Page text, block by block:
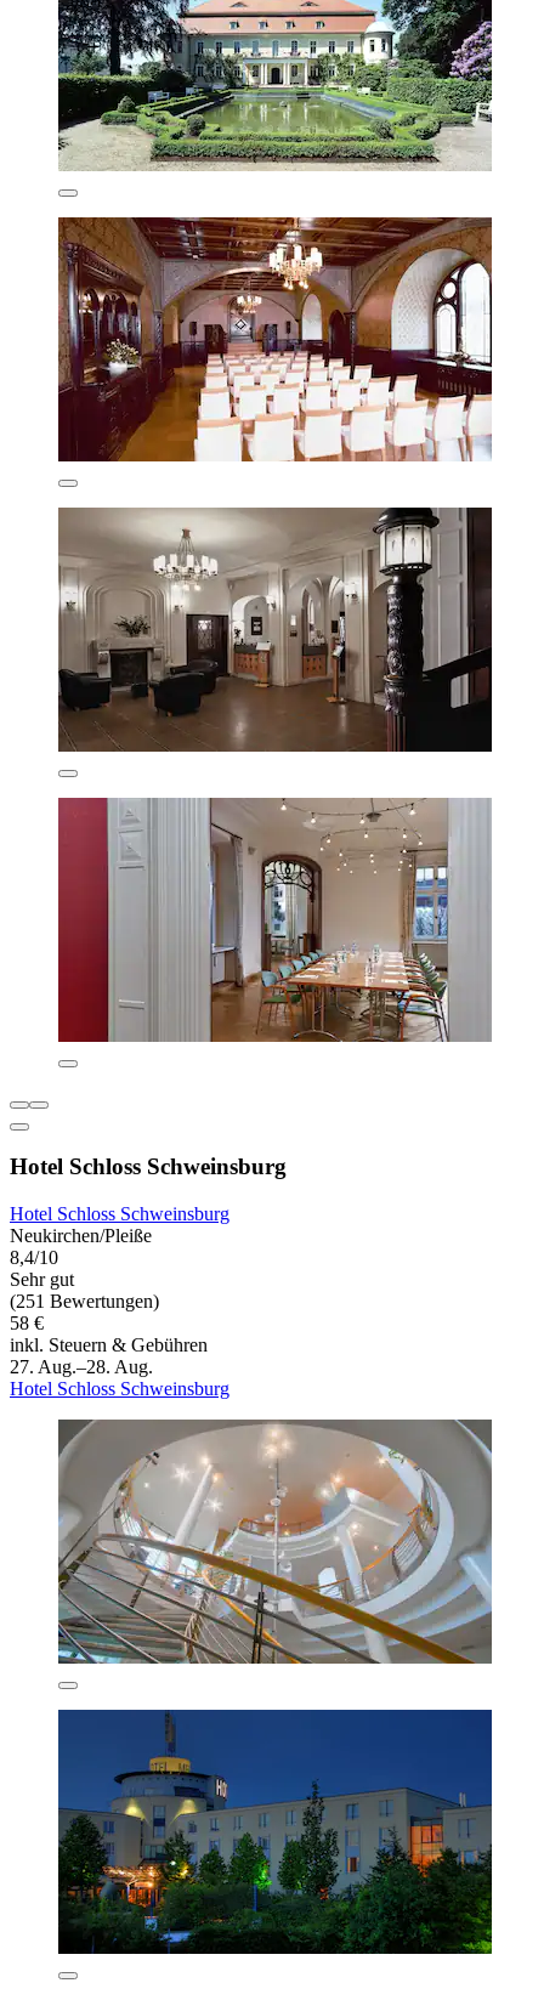
Hotel Schloss Schweinsburg
Hotel Schloss Schweinsburg
Neukirchen/Pleiße
8,4/10
Sehr gut
(251 Bewertungen)
58 €
inkl. Steuern & Gebühren
27. Aug.–28. Aug.
Hotel Schloss Schweinsburg